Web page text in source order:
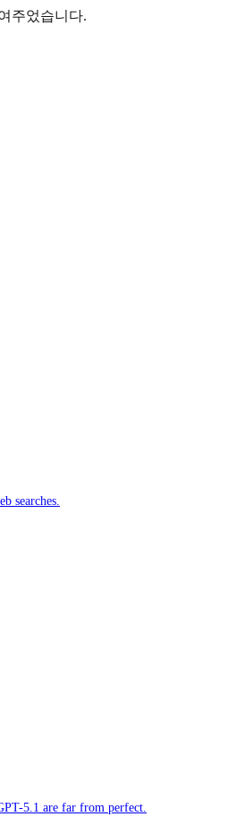
주었습니다.
searches.
5.1 are far from perfect.